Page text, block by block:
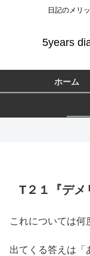
日記のメリ
5years
ホーム
T２１『デメ
これについては
出てくる答えは「